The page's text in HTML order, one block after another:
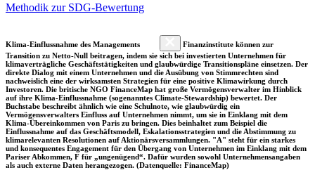
Methodik zur SDG-Bewertung
Klima-Einflussnahme des Managements
Finanzinstitute können zur
Transition zu Netto-Null beitragen, indem sie sich bei investierten Unternehmen für
klimaverträgliche Geschäftstätigkeiten und glaubwürdige Transitionspläne einsetzen. Der
direkte Dialog mit einem Unternehmen und die Ausübung von Stimmrechten sind
nachweislich eine der wirksamsten Strategien für eine positive Klimawirkung durch
Investoren. Die britische NGO FinanceMap hat große Vermögensverwalter im Hinblick
auf ihre Klima-Einflussnahme (sogenanntes Climate-Stewardship) bewertet. Der
Buchstabe beschreibt ähnlich wie eine Schulnote, wie glaubwürdig ein
Vermögensverwalters Einfluss auf Unternehmen nimmt, um sie in Einklang mit dem
Klima-Übereinkommen von Paris zu bringen. Dies beinhaltet zum Beispiel die
Einflussnahme auf das Geschäftsmodell, Eskalationsstrategien und die Abstimmung zu
klimarelevanten Resolutionen auf Aktionärsversammlungen. "A" steht für ein starkes
und konsequentes Engagement für den Übergang von Unternehmen im Einklang mit dem
Pariser Abkommen, F für „ungenügend“. Dafür wurden sowohl Unternehmensangaben
als auch externe Daten herangezogen. (Datenquelle: FinanceMap)